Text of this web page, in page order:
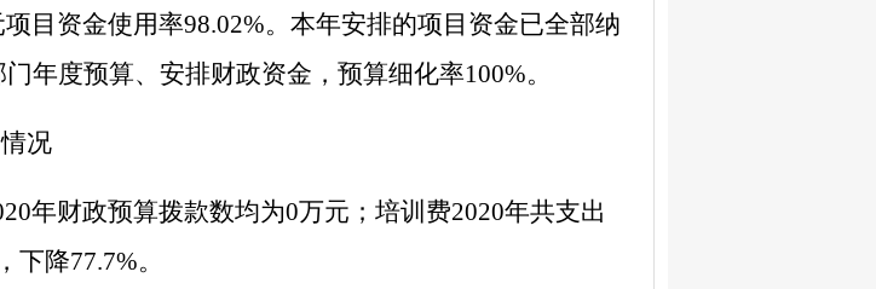
项目资金使用率98.02%。本年安排的项目资金已全部纳
门年度预算、安排财政资金，预算细化率100%。
况
年财政预算拨款数均为0万元；培训费2020年共支出
下降77.7%。